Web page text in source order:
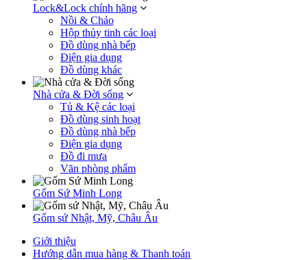
Lock&Lock chính hãng
Nồi & Chảo
Hộp thủy tinh các loại
Đồ dùng nhà bếp
Điện gia dụng
Đồ dùng khác
Nhà cửa & Đời sống
Tủ & Kệ các loại
Đồ dùng sinh hoạt
Đồ dùng nhà bếp
Điện gia dụng
Đồ đi mưa
Văn phòng phẩm
Gốm Sứ Minh Long
Gốm sứ Nhật, Mỹ, Châu Âu
Giới thiệu
Hướng dẫn mua hàng & Thanh toán